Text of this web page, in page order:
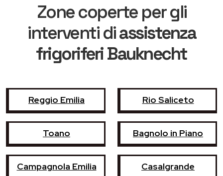
Zone coperte per gli
interventi diassistenza
frigoriferi Bauknecht
Reggio Emilia Rio Saliceto
Toano Bagnolo in Piano
Campagnola Emilia Casalgrande